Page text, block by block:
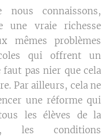
nous connaissons,
une vraie richesse
mêmes problèmes
qui offrent un
pas nier que cela
Par ailleurs, cela ne
une réforme qui
les élèves de la
les conditions